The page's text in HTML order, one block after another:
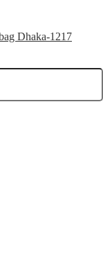
Dhaka-1217